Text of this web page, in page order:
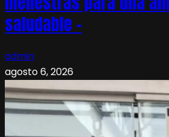
saludable –
admin
agosto 6, 2026